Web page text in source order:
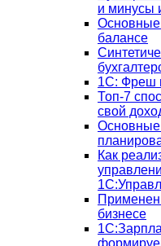
и минусы
Основные
балансе
1C: Фреш
Топ-7
свой
Как
бизнесе